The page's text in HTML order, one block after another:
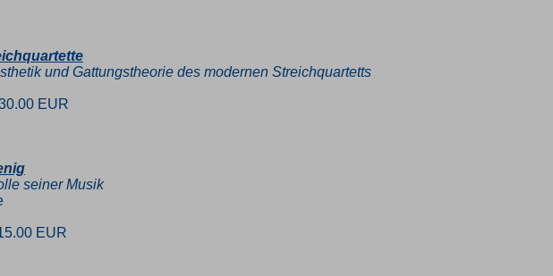
und Gattungstheorie des modernen Streichquartetts
EUR
seiner Musik
EUR